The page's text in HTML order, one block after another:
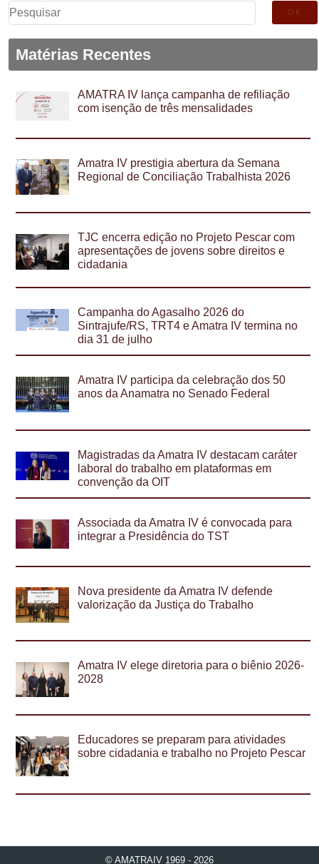
Pesquisar
por:
Matérias Recentes
AMATRA IV lança campanha de refiliação
com isenção de três mensalidades
Amatra IV prestigia abertura da Semana
Regional de Conciliação Trabalhista 2026
TJC encerra edição no Projeto Pescar com
apresentações de jovens sobre direitos e
cidadania
Campanha do Agasalho 2026 do
Sintrajufe/RS, TRT4 e Amatra IV termina no
dia 31 de julho
Amatra IV participa da celebração dos 50
anos da Anamatra no Senado Federal
Magistradas da Amatra IV destacam caráter
laboral do trabalho em plataformas em
convenção da OIT
Associada da Amatra IV é convocada para
integrar a Presidência do TST
Nova presidente da Amatra IV defende
valorização da Justiça do Trabalho
Amatra IV elege diretoria para o biênio 2026-
2028
Educadores se preparam para atividades
sobre cidadania e trabalho no Projeto Pescar
© AMATRAIV 1969 - 2026